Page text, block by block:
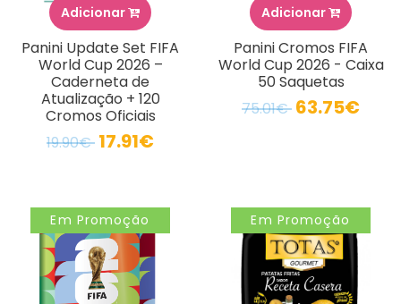
Adicionar
Panini Update Set FIFA
World Cup 2026 –
Caderneta de
Atualização + 120
Cromos Oficiais
19.90€ 17.91€
Adicionar
Panini Cromos FIFA
World Cup 2026 - Caixa
50 Saquetas
75.01€ 63.75€
Em Promoção Em Promoção